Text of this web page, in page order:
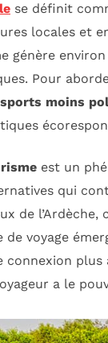
se définit
locales et
génère environ
Pour
moins
est un
qui
de
voyage
connexion
a le